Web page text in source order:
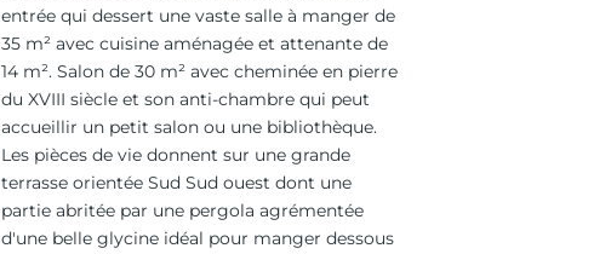
entrée qui dessert une vaste salle à manger de
35 m² avec cuisine aménagée et attenante de
14 m². Salon de 30 m² avec cheminée en pierre
du XVIII siècle et son anti-chambre qui peut
accueillir un petit salon ou une bibliothèque.
Les pièces de vie donnent sur une grande
terrasse orientée Sud Sud ouest dont une
partie abritée par une pergola agrémentée
d'une belle glycine idéal pour manger dessous